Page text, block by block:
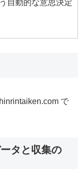
自動的な意思決定
で
タと収集の